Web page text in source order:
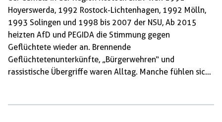
Hoyerswerda, 1992 Rostock-Lichtenhagen, 1992 Mölln,
1993 Solingen und 1998 bis 2007 der NSU, Ab 2015
heizten AfD und PEGIDA die Stimmung gegen
Geflüchtete wieder an. Brennende
Geflüchtetenunterkünfte, „Bürgerwehren“ und
rassistische Übergriffe waren Alltag. Manche fühlen sich